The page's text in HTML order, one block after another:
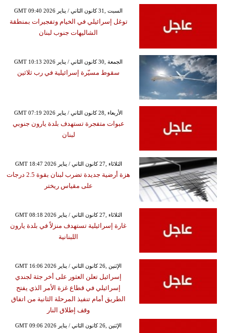
GMT 09:40 2026 السبت ,31 كانون الثاني / يناير
توغل إسرائيلي في الخيام وتفجيرات بمنطقة
الشاليهات جنوب لبنان
GMT 10:13 2026 الجمعة ,30 كانون الثاني / يناير
سقوط مسيّرة إسرائيلية في رب ثلاثين
GMT 07:19 2026 الأربعاء ,28 كانون الثاني / يناير
عبوات متفجرة تستهدف بلدة يارون جنوبي
لبنان
GMT 18:47 2026 الثلاثاء ,27 كانون الثاني / يناير
هزة أرضية جديدة تضرب لبنان بقوة 2.5 درجات
على مقياس ريختر
GMT 08:18 2026 الثلاثاء ,27 كانون الثاني / يناير
غارة إسرائيلية تستهدف منزلاً في بلدة يارون
اللبنانية
GMT 16:06 2026 الإثنين ,26 كانون الثاني / يناير
إسرائيل تعلن العثور على أخر جثة لجندي
إسرائيلي في قطاع غزة الأمر الذي يفتح
الطريق أمام تنفيذ المرحلة الثانية من اتفاق
وقف إطلاق النار
GMT 09:06 2026 الإثنين ,26 كانون الثاني / يناير